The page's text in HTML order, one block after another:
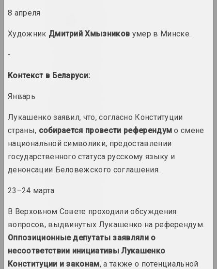
1941 год
вынікі года
1943 год
1944 год
вынікі года
1945 год
8 апреля
Художник Дмитрий Хмызников умер в Минске.
-
Контекст в Беларуси:
Январь
Лукашенко заявил, что, согласно Конституции
страны, собирается провести референдум о смене
национальной символики, предоставлении
государственного статуса русскому языку и
денонсации Беловежского соглашения.
23–24 марта
В Верховном Совете проходили обсуждения
вопросов, выдвинутых Лукашенко на референдум.
Оппозиционные депутаты заявляли о
несоответствии инициативы Лукашенко
Конституции и законам, а также о потенциальной